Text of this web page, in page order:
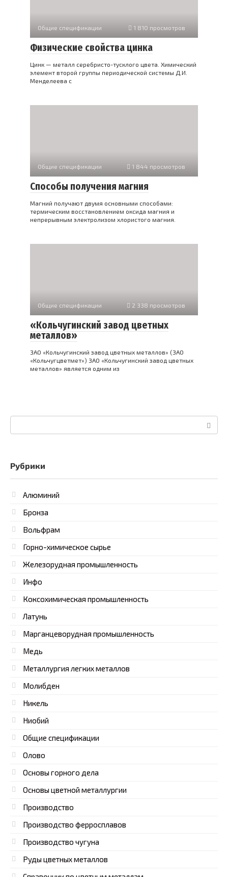
Общие спецификации 1 810 просмотров
Физические свойства цинка
Цинк — металл серебристо-тусклого цвета. Химический
элемент второй группы периодической системы Д.И.
Менделеева с
Общие спецификации 1 844 просмотров
Способы получения магния
Магний получают двумя основными способами:
термическим восстановлением оксида магния и
непрерывным электролизом хлористого магния.
Общие спецификации 2 338 просмотров
«Кольчугинский завод цветных
металлов»
ЗАО «Кольчугинский завод цветных металлов» (ЗАО
«Кольчугцветмет») ЗАО «Кольчугинский завод цветных
металлов» является одним из
Поиск:
Рубрики
Алюминий
Бронза
Вольфрам
Горно-химическое сырье
Железорудная промышленность
Инфо
Коксохимическая промышленность
Латунь
Марганцеворудная промышленность
Медь
Металлургия легких металлов
Молибден
Никель
Ниобий
Общие спецификации
Олово
Основы горного дела
Основы цветной металлургии
Производство
Производство ферросплавов
Производство чугуна
Руды цветных металлов